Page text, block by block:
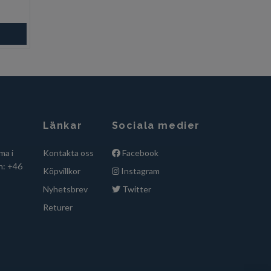
i
+46
Länkar
Kontakta oss
Köpvillkor
Nyhetsbrev
Returer
Sociala medier
Facebook
Instagram
Twitter